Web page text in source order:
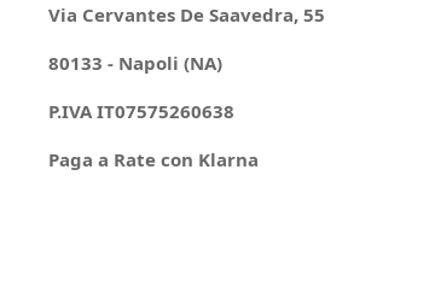
Via Cervantes De Saavedra, 55
80133 - Napoli (NA)
P.IVA IT07575260638
Paga a Rate con Klarna